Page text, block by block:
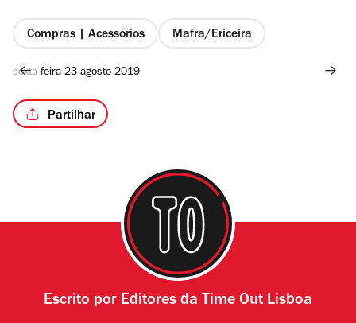
Compras | Acessórios Mafra/Ericeira
sexta-feira 23 agosto 2019
Partilhar
Escrito por Editores da Time Out Lisboa